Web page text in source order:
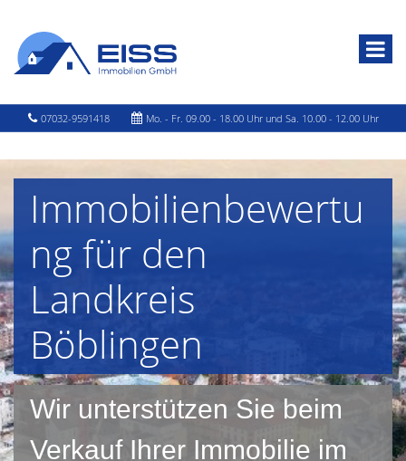
07032-9591418 Mo. - Fr. 09.00 - 18.00 Uhr und Sa. 10.00 - 12.00 Uhr
Immobilienbewertu
ng für den
Landkreis
Böblingen
Wir unterstützen Sie beim
Verkauf Ihrer Immobilie im